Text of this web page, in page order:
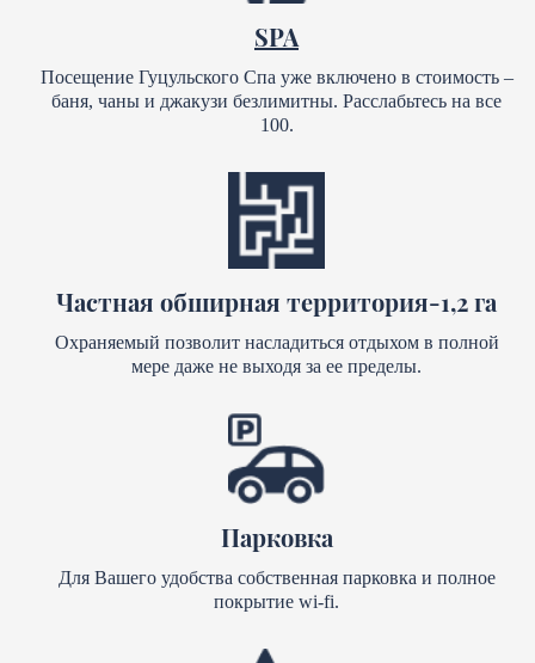
SPA
Посещение Гуцульского Спа уже включено в стоимость –
баня, чаны и джакузи безлимитны. Расслабьтесь на все
100.
Частная обширная территория-1,2 га
Охраняемый позволит насладиться отдыхом в полной
мере даже не выходя за ее пределы.
Парковка
Для Вашего удобства собственная парковка и полное
покрытие wi-fi.